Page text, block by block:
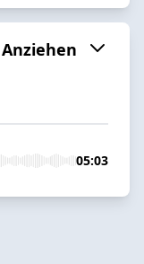
05:03